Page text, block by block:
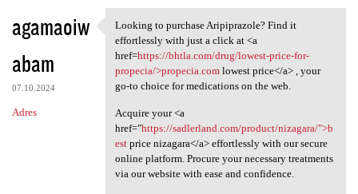
agamaoiw
abam
07.10.2024
Adres
Looking to purchase
Looking to purchase Aripiprazole? Find it
effortlessly with just a click at <a
href=https://bhtla.com/drug/lowest-price-for-
propecia/>propecia.comlowest price</a> , your
go-to choice for medications on the web.
Acquire your <a
href="https://sadlerland.com/product/nizagara/">b
estprice nizagara</a> effortlessly with our secure
online platform. Procure your necessary treatments
via our website with ease and confidence.